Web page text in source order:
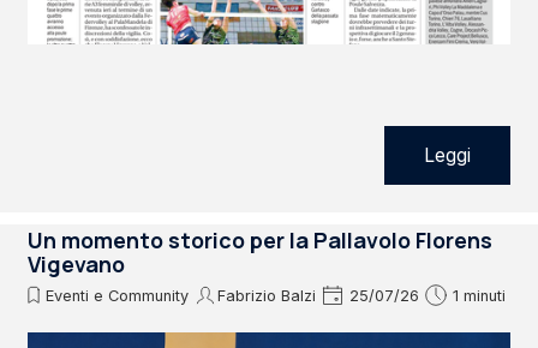
Leggi
Un momento storico per la Pallavolo Florens
Vigevano
Eventi e Community Fabrizio Balzi 25/07/26 1 minuti